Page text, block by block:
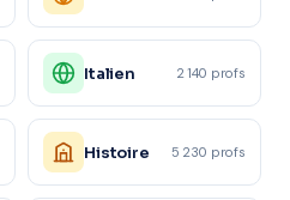
Italien 2 140 profs
Histoire 5 230 profs